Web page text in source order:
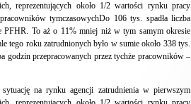
reprezentujących około 1/2 wartości rynku pracy
tymczasowychDo 106 tys. spadła liczba
PFHR. To aż o 11% mniej niż w tym samym okresie
tego roku zatrudnionych było w sumie około 338 tys.
godzin przepracowanych przez tychże pracowników –
na rynku agencji zatrudnienia w pierwszym